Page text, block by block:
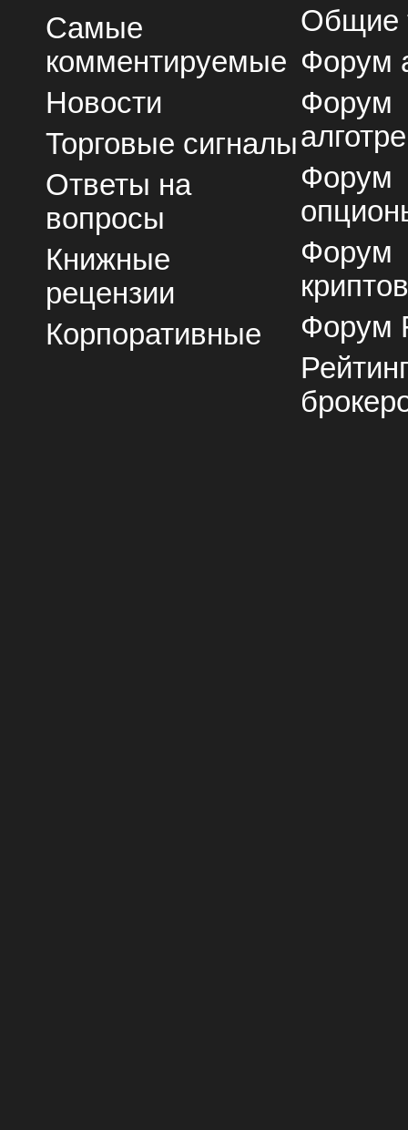
Самые
комментируемые
Новости
Торговые сигналы
Ответы на
вопросы
Книжные
рецензии
Корпоративные
Общие
Форум
Форум
Форум
Форум
Форум